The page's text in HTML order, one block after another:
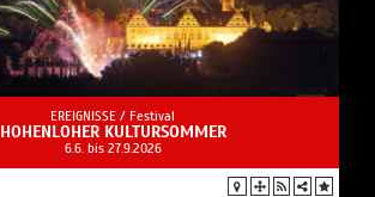
EREIGNISSE / Festival
HOHENLOHER KULTURSOMMER
6.6. bis 27.9.2026